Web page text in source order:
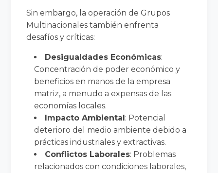
Sin embargo, la operación de Grupos
Multinacionales también enfrenta
desafíos y críticas:
Desigualdades Económicas:
Concentración de poder económico y
beneficios en manos de la empresa
matriz, a menudo a expensas de las
economías locales.
Impacto Ambiental: Potencial
deterioro del medio ambiente debido a
prácticas industriales y extractivas.
Conflictos Laborales: Problemas
relacionados con condiciones laborales,